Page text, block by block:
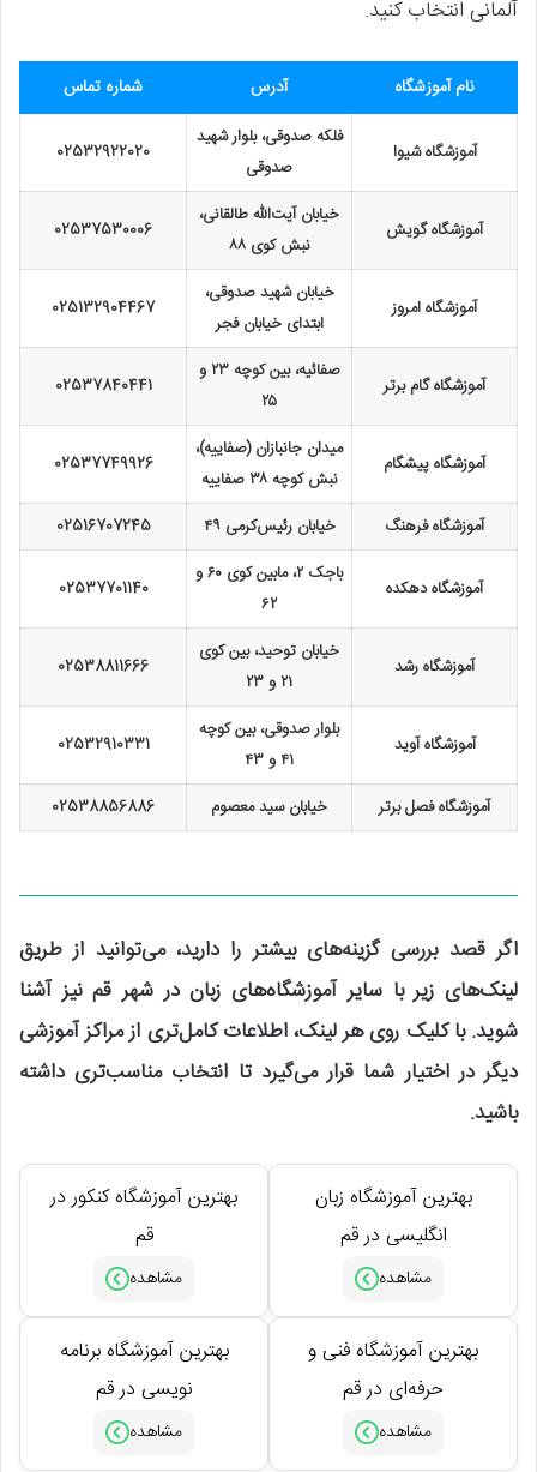
آلمانی انتخاب کنید.
نام آموزشگاه آدرس شماره تماس
آموزشگاه شیوا
فلکه صدوقی، بلوار شهید
صدوقی
02532922020
آموزشگاه گویش
خیابان آیت‌الله طالقانی،
نبش کوی ۸۸
02537530006
آموزشگاه امروز
خیابان شهید صدوقی،
ابتدای خیابان فجر
025132904467
آموزشگاه گام برتر
صفائیه، بین کوچه ۲۳ و
۲۵
02537840441
آموزشگاه پیشگام
میدان جانبازان (صفاییه)،
نبش کوچه ۳۸ صفاییه
02537749926
آموزشگاه فرهنگ خیابان رئیس‌کرمی ۴۹ 02516707245
آموزشگاه دهکده
باجک ۲، مابین کوی ۶۰ و
۶۲
02537701140
آموزشگاه رشد
خیابان توحید، بین کوی
۲۱ و ۲۳
02538811666
آموزشگاه آوید
بلوار صدوقی، بین کوچه
۴۱ و ۴۳
02532910331
آموزشگاه فصل برتر خیابان سید معصوم 02538856886
اگر قصد بررسی گزینه‌های بیشتر را دارید، می‌توانید از طریق
لینک‌های زیر با سایر آموزشگاه‌های زبان در شهر قم نیز آشنا
شوید. با کلیک روی هر لینک، اطلاعات کامل‌تری از مراکز آموزشی
دیگر در اختیار شما قرار می‌گیرد تا انتخاب مناسب‌تری داشته
باشید.
بهترین آموزشگاه زبان
انگلیسی در قم
بهترین آموزشگاه کنکور در
قم
بهترین آموزشگاه فنی و
حرفه‌ای در قم
بهترین آموزشگاه برنامه
نویسی در قم